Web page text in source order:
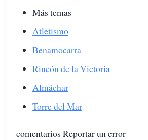
Más temas
Atletismo
Benamocarra
Rincón de la Victoria
Almáchar
Torre del Mar
comentarios Reportar un error